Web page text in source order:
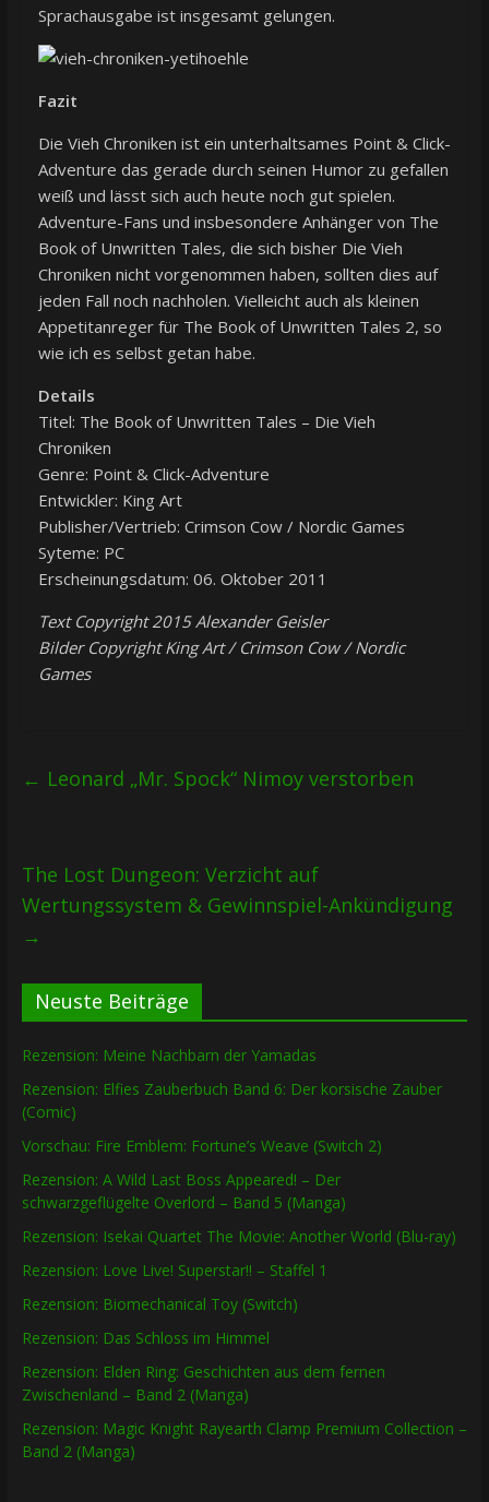
Sprachausgabe ist insgesamt gelungen.
Fazit
Die Vieh Chroniken ist ein unterhaltsames Point & Click-
Adventure das gerade durch seinen Humor zu gefallen
weiß und lässt sich auch heute noch gut spielen.
Adventure-Fans und insbesondere Anhänger von The
Book of Unwritten Tales, die sich bisher Die Vieh
Chroniken nicht vorgenommen haben, sollten dies auf
jeden Fall noch nachholen. Vielleicht auch als kleinen
Appetitanreger für The Book of Unwritten Tales 2, so
wie ich es selbst getan habe.
Details
Titel: The Book of Unwritten Tales – Die Vieh
Chroniken
Genre: Point & Click-Adventure
Entwickler: King Art
Publisher/Vertrieb: Crimson Cow / Nordic Games
Syteme: PC
Erscheinungsdatum: 06. Oktober 2011
Text Copyright 2015 Alexander Geisler
Bilder Copyright King Art / Crimson Cow / Nordic
Games
← Leonard „Mr. Spock“ Nimoy verstorben
The Lost Dungeon: Verzicht auf
Wertungssystem & Gewinnspiel-Ankündigung
→
Neuste Beiträge
Rezension: Meine Nachbarn der Yamadas
Rezension: Elfies Zauberbuch Band 6: Der korsische Zauber
(Comic)
Vorschau: Fire Emblem: Fortune’s Weave (Switch 2)
Rezension: A Wild Last Boss Appeared! – Der
schwarzgeflügelte Overlord – Band 5 (Manga)
Rezension: Isekai Quartet The Movie: Another World (Blu-ray)
Rezension: Love Live! Superstar!! – Staffel 1
Rezension: Biomechanical Toy (Switch)
Rezension: Das Schloss im Himmel
Rezension: Elden Ring: Geschichten aus dem fernen
Zwischenland – Band 2 (Manga)
Rezension: Magic Knight Rayearth Clamp Premium Collection –
Band 2 (Manga)